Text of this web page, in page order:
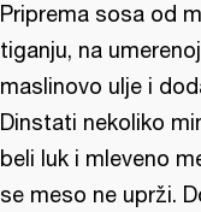
Priprema sosa od
tiganju, na
maslinovo ulje i
Dinstati nekoliko
beli luk i mleveno
se meso ne uprži.